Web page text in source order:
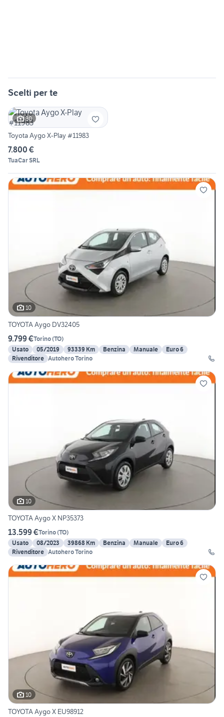
Scelti per te
30
Toyota Aygo X-Play #11983
7.800 €
TuaCar SRL
10
TOYOTA Aygo DV32405
9.799 €Torino(TO)
Usato
05/2019 93339 Km Benzina Manuale
Euro 6
Rivenditore Autohero Torino
10
TOYOTA Aygo X NP35373
13.599 €Torino(TO)
Usato
08/2023 39868 Km Benzina Manuale
Euro 6
Rivenditore Autohero Torino
10
TOYOTA Aygo X EU98912